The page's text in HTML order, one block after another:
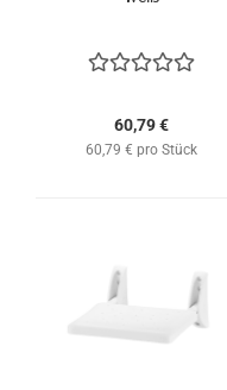
60,79 €
60,79 € pro Stück